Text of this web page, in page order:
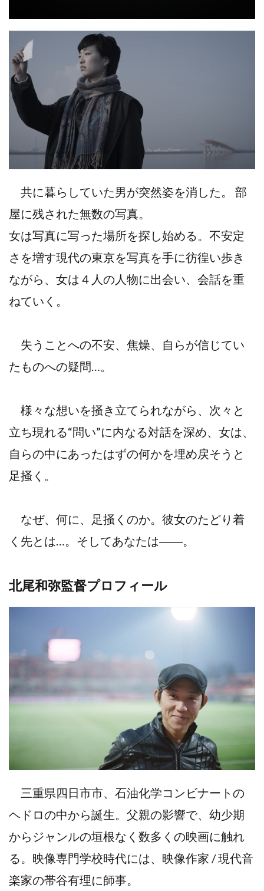
共に暮らしていた男が突然姿を消した。 部
屋に残された無数の写真。
女は写真に写った場所を探し始める。不安定
さを増す現代の東京を写真を手に彷徨い歩き
ながら、女は４人の人物に出会い、会話を重
ねていく。
失うことへの不安、焦燥、自らが信じてい
たものへの疑問…。
様々な想いを掻き立てられながら、次々と
立ち現れる“問い”に内なる対話を深め、女は、
自らの中にあったはずの何かを埋め戻そうと
足掻く。
なぜ、何に、足掻くのか。彼女のたどり着
く先とは…。そしてあなたは――。
北尾和弥監督プロフィール
三重県四日市市、石油化学コンビナートの
ヘドロの中から誕生。父親の影響で、幼少期
からジャンルの垣根なく数多くの映画に触れ
る。映像専門学校時代には、映像作家 / 現代音
楽家の帯谷有理に師事。